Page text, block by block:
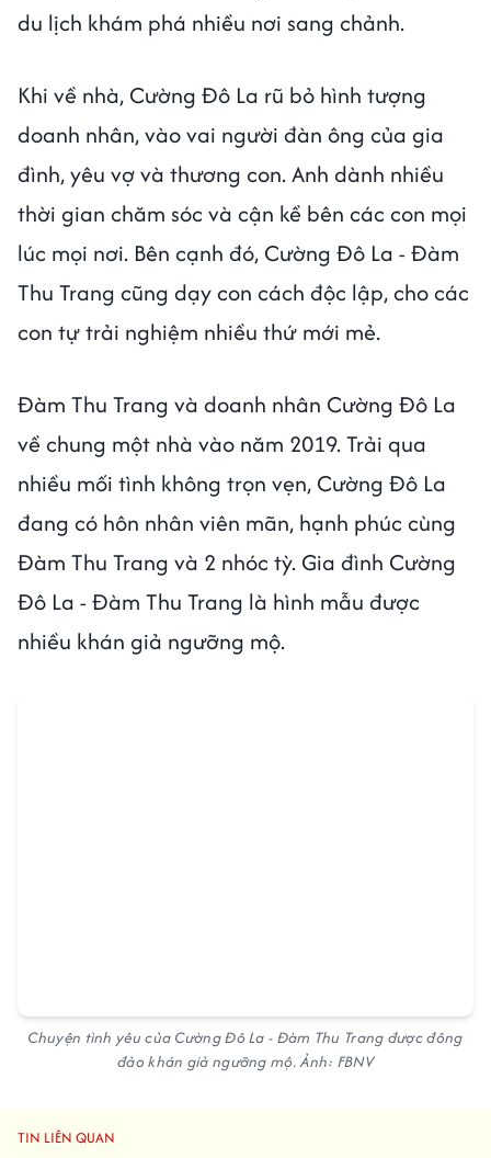
du lịch khám phá nhiều nơi sang chảnh.
Khi về nhà, Cường Đô La rũ bỏ hình tượng
doanh nhân, vào vai người đàn ông của gia
đình, yêu vợ và thương con. Anh dành nhiều
thời gian chăm sóc và cận kề bên các con mọi
lúc mọi nơi. Bên cạnh đó, Cường Đô La - Đàm
Thu Trang cũng dạy con cách độc lập, cho các
con tự trải nghiệm nhiều thứ mới mẻ.
Đàm Thu Trang và doanh nhân Cường Đô La
về chung một nhà vào năm 2019. Trải qua
nhiều mối tình không trọn vẹn, Cường Đô La
đang có hôn nhân viên mãn, hạnh phúc cùng
Đàm Thu Trang và 2 nhóc tỳ. Gia đình Cường
Đô La - Đàm Thu Trang là hình mẫu được
nhiều khán giả ngưỡng mộ.
Chuyện tình yêu của Cường Đô La - Đàm Thu Trang được đông
đảo khán giả ngưỡng mộ. Ảnh: FBNV
TIN LIÊN QUAN